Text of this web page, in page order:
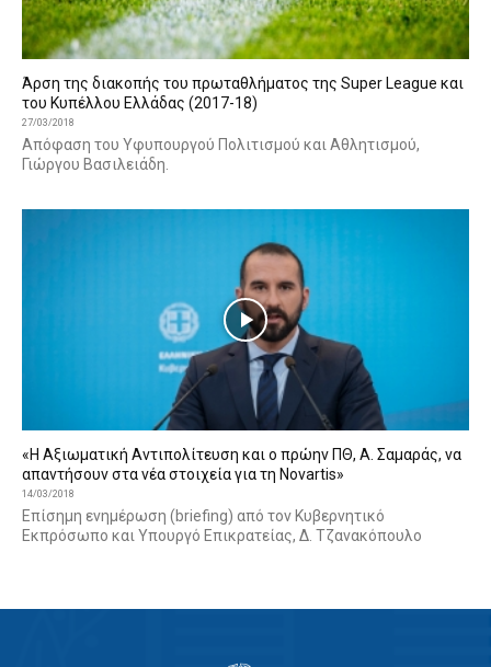
Άρση της διακοπής του πρωταθλήματος της Super League και
του Κυπέλλου Ελλάδας (2017-18)
27/03/2018
Απόφαση του Υφυπουργού Πολιτισμού και Αθλητισμού,
Γιώργου Βασιλειάδη.
«Η Αξιωματική Αντιπολίτευση και ο πρώην ΠΘ, Α. Σαμαράς, να
απαντήσουν στα νέα στοιχεία για τη Novartis»
14/03/2018
Επίσημη ενημέρωση (briefing) από τον Κυβερνητικό
Εκπρόσωπο και Υπουργό Επικρατείας, Δ. Τζανακόπουλο